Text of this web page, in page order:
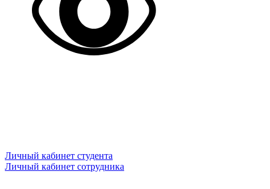
Личный кабинет студента
Личный кабинет сотрудника